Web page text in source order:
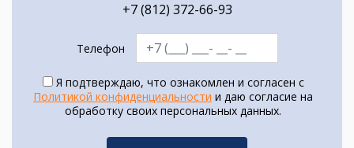
+7 (812) 372-66-93
Телефон
Я подтверждаю, что ознакомлен и согласен с
Политикой конфиденциальности и даю согласие на
обработку своих персональных данных.